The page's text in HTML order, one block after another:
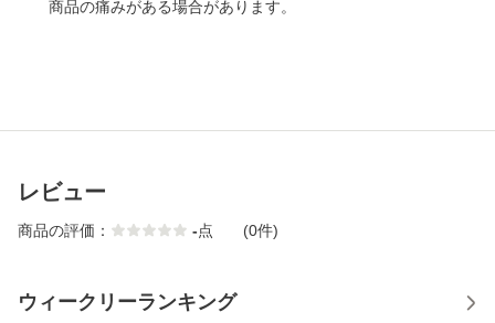
商品の痛みがある場合があります。
レビュー
商品の評価： -点 (0件)
ウィークリーランキング